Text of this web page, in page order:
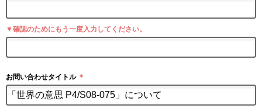
▼確認のためにもう一度入力してください。
お問い合わせタイトル ＊